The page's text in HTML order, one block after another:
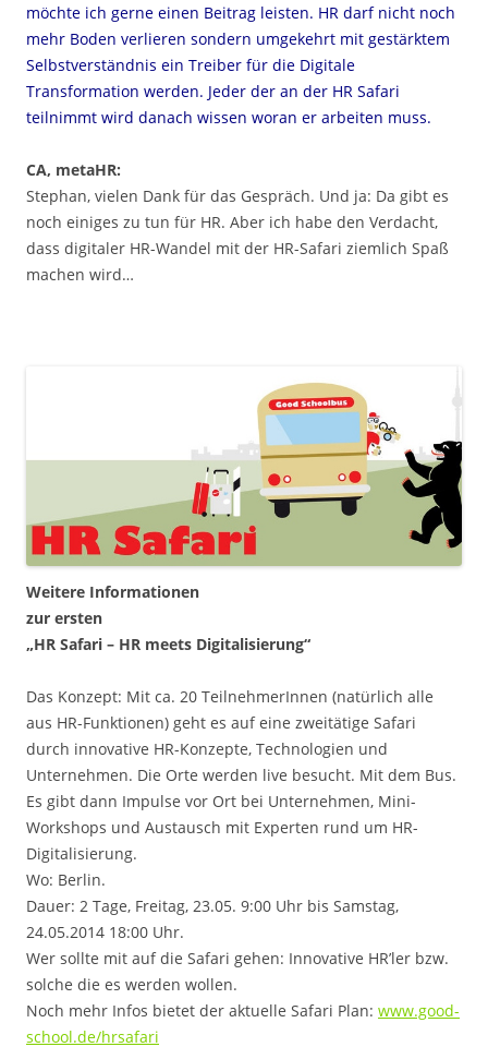
möchte ich gerne einen Beitrag leisten. HR darf nicht noch
mehr Boden verlieren sondern umgekehrt mit gestärktem
Selbstverständnis ein Treiber für die Digitale
Transformation werden. Jeder der an der HR Safari
teilnimmt wird danach wissen woran er arbeiten muss.
CA, metaHR:
Stephan, vielen Dank für das Gespräch. Und ja: Da gibt es
noch einiges zu tun für HR. Aber ich habe den Verdacht,
dass digitaler HR-Wandel mit der HR-Safari ziemlich Spaß
machen wird…
Weitere Informationen
zur ersten
„HR Safari – HR meets Digitalisierung“
Das Konzept: Mit ca. 20 TeilnehmerInnen (natürlich alle
aus HR-Funktionen) geht es auf eine zweitätige Safari
durch innovative HR-Konzepte, Technologien und
Unternehmen. Die Orte werden live besucht. Mit dem Bus.
Es gibt dann Impulse vor Ort bei Unternehmen, Mini-
Workshops und Austausch mit Experten rund um HR-
Digitalisierung.
Wo: Berlin.
Dauer: 2 Tage, Freitag, 23.05. 9:00 Uhr bis Samstag,
24.05.2014 18:00 Uhr.
Wer sollte mit auf die Safari gehen: Innovative HR’ler bzw.
solche die es werden wollen.
Noch mehr Infos bietet der aktuelle Safari Plan: www.good-
school.de/hrsafari